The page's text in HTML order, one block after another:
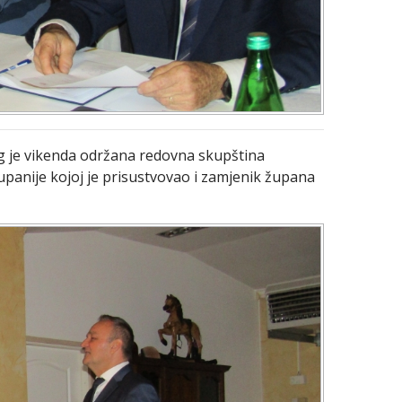
vikenda održana redovna skupština
kojoj je prisustvovao i zamjenik župana